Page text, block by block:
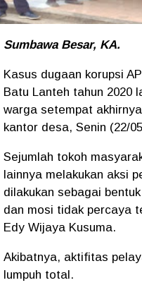
Sumbawa Besar, KA.
Kasus dugaan korupsi
Batu Lanteh tahun 2020
warga setempat
kantor desa, Senin (22/
Sejumlah tokoh
lainnya melakukan aksi
dilakukan sebagai
dan mosi tidak percaya
Edy Wijaya Kusuma.
Akibatnya, aktifitas
lumpuh total.